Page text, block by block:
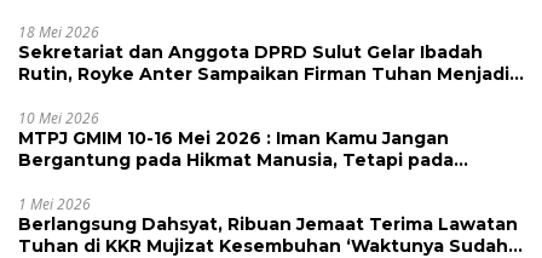
18 Mei 2026
Sekretariat dan Anggota DPRD Sulut Gelar Ibadah
Rutin, Royke Anter Sampaikan Firman Tuhan Menjadi
10 Mei 2026
MTPJ GMIM 10-16 Mei 2026 : Iman Kamu Jangan
Bergantung pada Hikmat Manusia, Tetapi pada
1 Mei 2026
Berlangsung Dahsyat, Ribuan Jemaat Terima Lawatan
Tuhan di KKR Mujizat Kesembuhan ‘Waktunya Sudah